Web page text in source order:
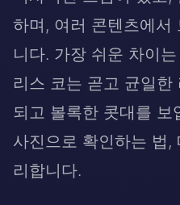
하며, 여러 콘텐츠에서
니다. 가장 쉬운 차이
리스 코는 곧고 균일
되고 볼록한 콧대를 보
사진으로 확인하는 법,
리합니다.